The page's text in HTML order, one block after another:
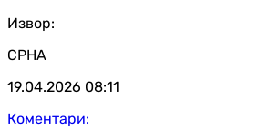
Извор:
СРНА
19.04.2026 08:11
Коментари: